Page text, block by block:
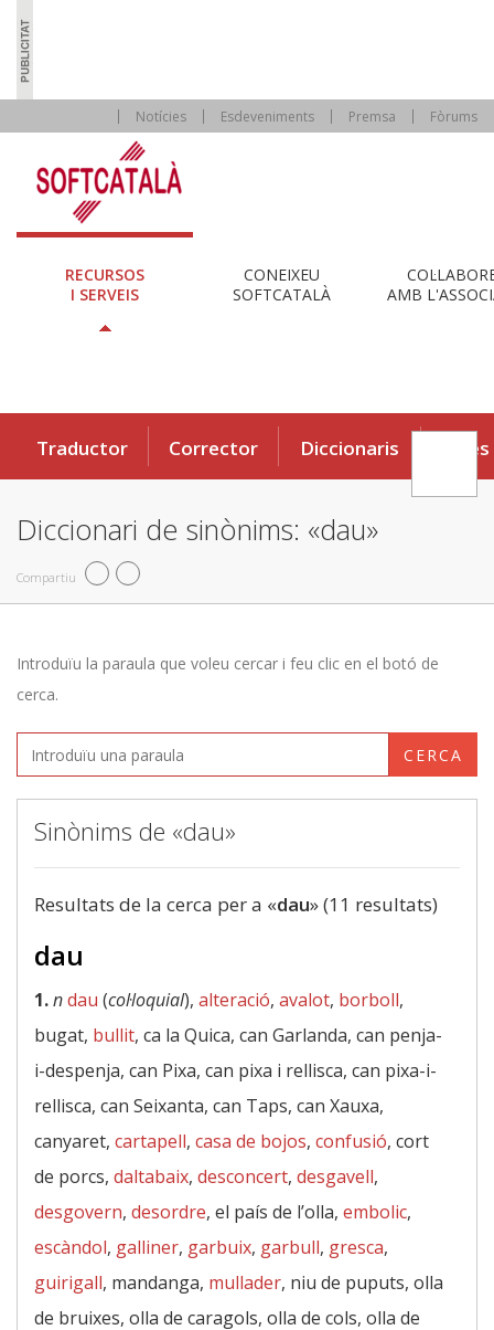
Notícies Esdeveniments Premsa Fòrums
RECURSOS
I SERVEIS
CONEIXEU
SOFTCATALÀ
AMB
Traductor Corrector Diccionaris Eines
Diccionari de sinònims: «dau»
Compartiu
Introduïu la paraula que voleu cercar i feu clic en el botó de
cerca.
CERCA
Sinònims de «dau»
Resultats de la cerca per a «dau» (11 resultats)
dau
1.ndau (col·loquial), alteració, avalot, borboll,
bugat, bullit, ca la Quica, can Garlanda, can penja-
i-despenja, can Pixa, can pixa i rellisca, can pixa-i-
rellisca, can Seixanta, can Taps, can Xauxa,
canyaret, cartapell, casa de bojos, confusió, cort
de porcs, daltabaix, desconcert, desgavell,
desgovern, desordre, el país de l’olla, embolic,
escàndol, galliner, garbuix, garbull, gresca,
guirigall, mandanga, mullader, niu de puputs, olla
de bruixes, olla de caragols, olla de cols, olla de